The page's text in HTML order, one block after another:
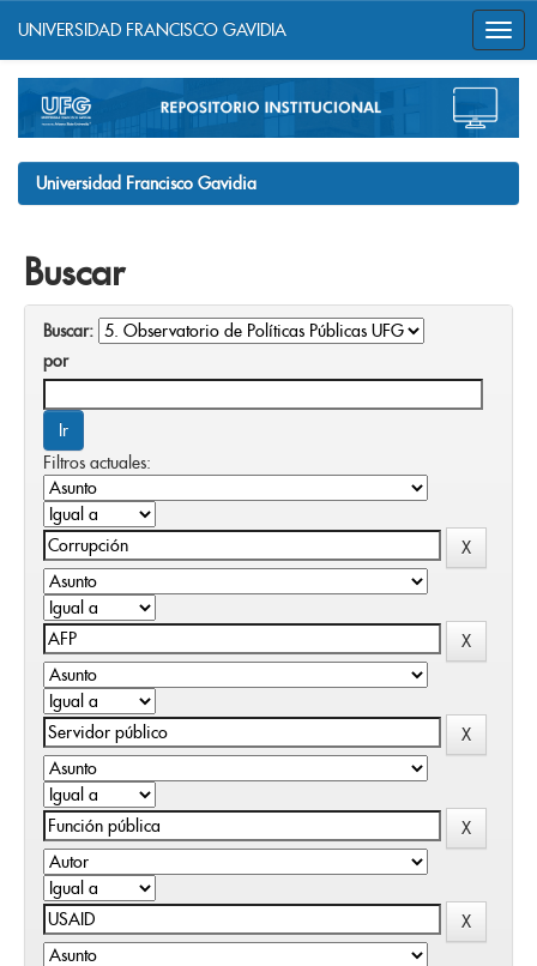
navigation
UNIVERSIDAD FRANCISCO GAVIDIA
Universidad Francisco Gavidia
Buscar
Buscar:
por
Filtros actuales: